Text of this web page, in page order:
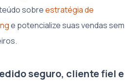
sobreestratégia de
e potencialize suas vendas sem
seguro, cliente fiel e